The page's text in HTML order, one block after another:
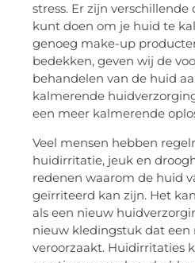
stress. Er zijn
kunt doen om je huid te
genoeg make-up
bedekken, geven wij de
behandelen van de huid
kalmerende
een meer kalmerende
Veel mensen hebben
huidirritatie, jeuk en
redenen waarom de huid
geïrriteerd kan zijn. Het
als een nieuw
nieuw kledingstuk dat een
veroorzaakt. Huidirritaties